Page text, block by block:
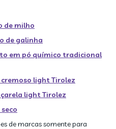
de milho
de galinha
em pó químico tradicional
cremoso light Tirolez
light Tirolez
de marcas somente para